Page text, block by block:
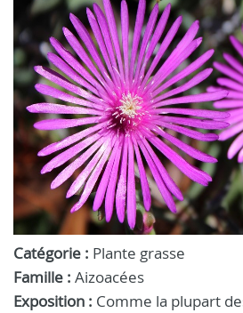
Catégorie : Plante grasse
Famille : Aizoacées
Exposition : Comme la plupart